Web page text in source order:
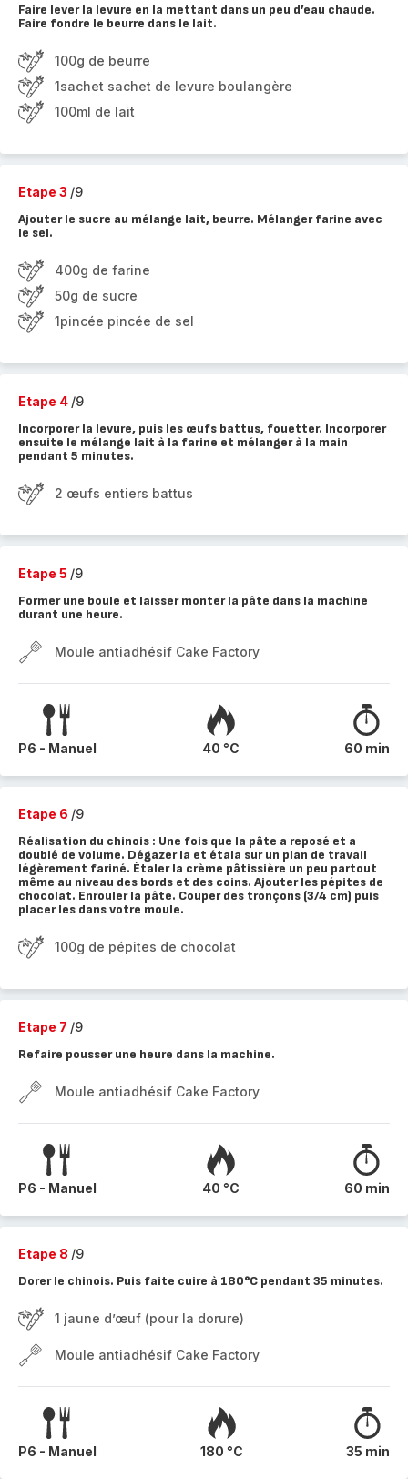
Faire lever la levure en la mettant dans un peu d’eau chaude.
Faire fondre le beurre dans le lait.
100g de beurre
1sachet sachet de levure boulangère
100ml de lait
Etape 3 /9
Ajouter le sucre au mélange lait, beurre. Mélanger farine avec
le sel.
400g de farine
50g de sucre
1pincée pincée de sel
Etape 4 /9
Incorporer la levure, puis les œufs battus, fouetter. Incorporer
ensuite le mélange lait à la farine et mélanger à la main
pendant 5 minutes.
2 œufs entiers battus
Etape 5 /9
Former une boule et laisser monter la pâte dans la machine
durant une heure.
Moule antiadhésif Cake Factory
P6 - Manuel 40 °C 60 min
Etape 6 /9
Réalisation du chinois : Une fois que la pâte a reposé et a
doublé de volume. Dégazer la et étala sur un plan de travail
légèrement fariné. Étaler la crème pâtissière un peu partout
même au niveau des bords et des coins. Ajouter les pépites de
chocolat. Enrouler la pâte. Couper des tronçons (3/4 cm) puis
placer les dans votre moule.
100g de pépites de chocolat
Etape 7 /9
Refaire pousser une heure dans la machine.
Moule antiadhésif Cake Factory
P6 - Manuel 40 °C 60 min
Etape 8 /9
Dorer le chinois. Puis faite cuire à 180°C pendant 35 minutes.
1 jaune d’œuf (pour la dorure)
Moule antiadhésif Cake Factory
P6 - Manuel 180 °C 35 min